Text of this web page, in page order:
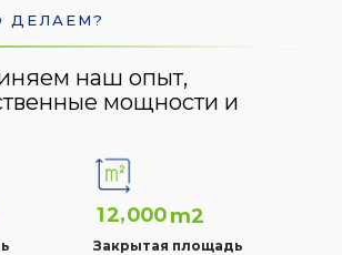
ДЕЛАЕМ?
наш опыт,
мощности и
12,000m2
Закрытая площадь